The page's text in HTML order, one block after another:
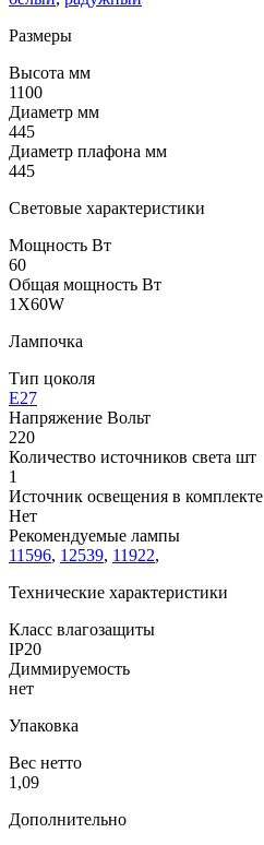
Размеры
Высота мм
1100
Диаметр мм
445
Диаметр плафона мм
445
Световые характеристики
Мощность Вт
60
Общая мощность Вт
1X60W
Лампочка
Тип цоколя
E27
Напряжение Вольт
220
Количество источников света шт
1
Источник освещения в комплекте
Нет
Рекомендуемые лампы
11596, 12539, 11922,
Технические характеристики
Класс влагозащиты
IP20
Диммируемость
нет
Упаковка
Вес нетто
1,09
Дополнительно